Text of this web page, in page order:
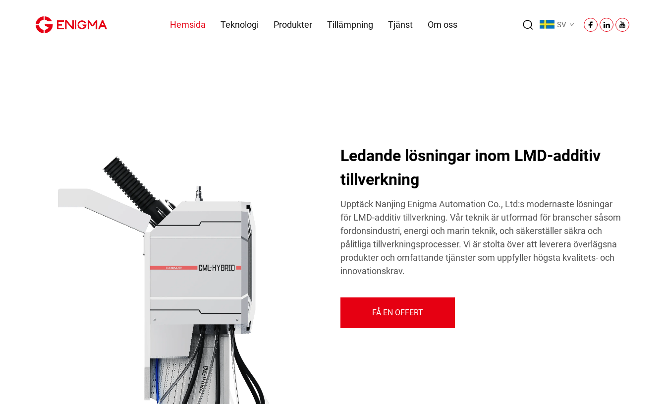
Hemsida Teknologi Produkter Tillämpning Tjänst Om oss SV
Ledande lösningar inom LMD-additiv
tillverkning
Upptäck Nanjing Enigma Automation Co., Ltd:s modernaste lösningar
för LMD-additiv tillverkning. Vår teknik är utformad för branscher såsom
fordonsindustri, energi och marin teknik, och säkerställer säkra och
pålitliga tillverkningsprocesser. Vi är stolta över att leverera överlägsna
produkter och omfattande tjänster som uppfyller högsta kvalitets- och
innovationskrav.
FÅ EN OFFERT